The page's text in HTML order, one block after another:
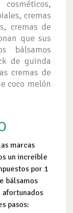
cremas
cremas de
que sus
bálsamos
de guinda
cremas de
coco melón
marcas
un increíble
por 1
bálsamos
afortunados
pasos: